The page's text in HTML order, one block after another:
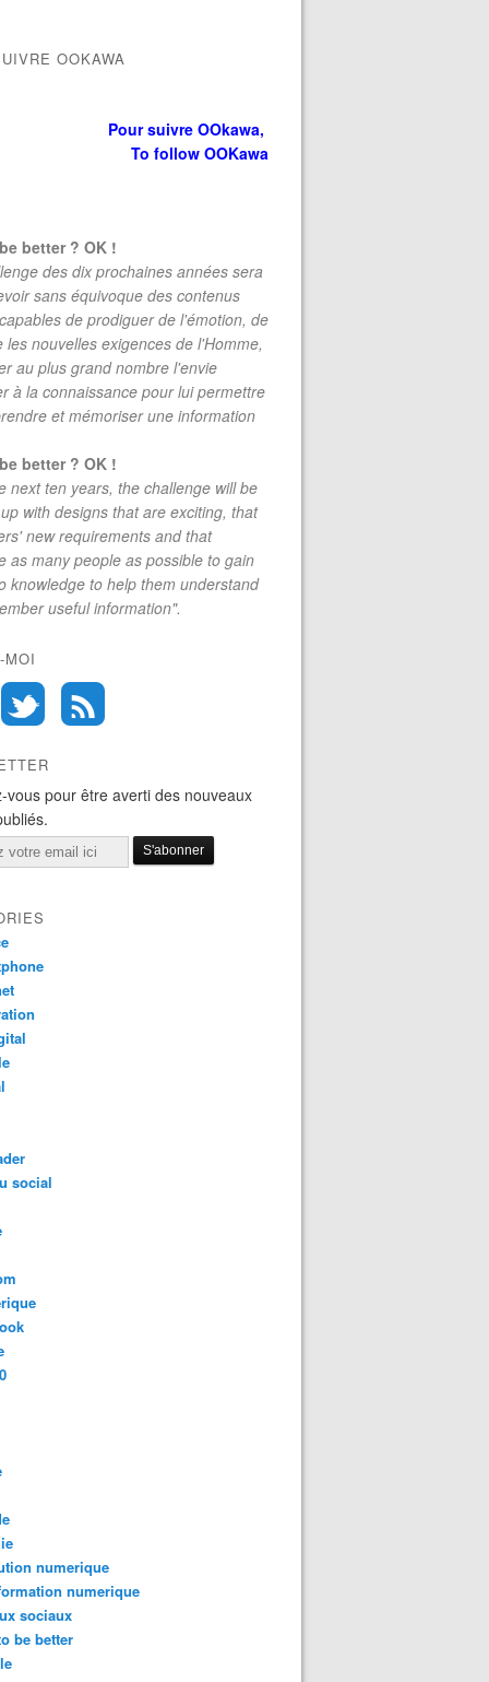
OOKAWA
Pour suivre OOkawa,
To follow OOKawa
better ? OK !
des dix prochaines années sera
sans équivoque des contenus
de prodiguer de l'émotion, de
les nouvelles exigences de l'Homme,
au plus grand nombre l'envie
à la connaissance pour lui permettre
et mémoriser une information
better ? OK !
next ten years, the challenge will be
with designs that are exciting, that
new requirements and that
as many people as possible to gain
knowledge to help them understand
useful information".
vous pour être averti des nouveaux
social
numerique
numerique
sociaux
be better